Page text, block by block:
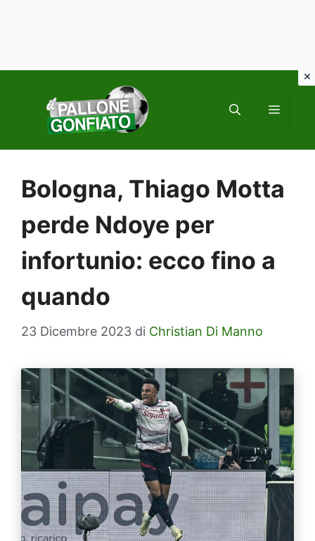
contenuto
MENU
Bologna, Thiago Motta
perde Ndoye per
infortunio: ecco fino a
quando
23 Dicembre 2023 di Christian Di Manno